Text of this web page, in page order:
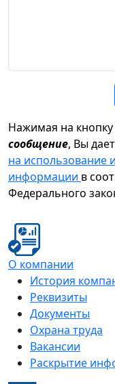
Нажимая на кнопку
сообщение, Вы
на использование
информации в
Федерального
О компании
История
Реквизиты
Документы
Охрана труда
Вакансии
Раскрытие